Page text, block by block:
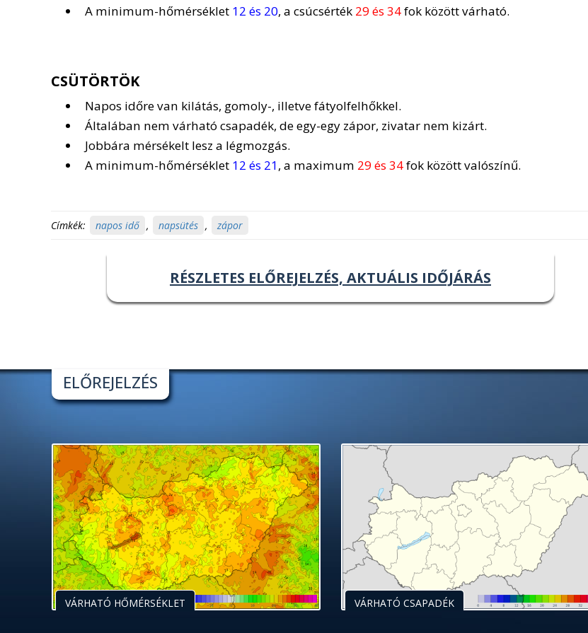
A minimum-hőmérséklet 12 és 20, a csúcsérték 29 és 34fok között várható.
CSÜTÖRTÖK
Napos időre van kilátás, gomoly-, illetve fátyolfelhőkkel.
Általában nem várható csapadék, de egy-egy zápor, zivatar nem kizárt.
Jobbára mérsékelt lesz a légmozgás.
A minimum-hőmérséklet 12 és 21, a maximum 29 és 34fok között valószínű.
Címkék: napos idő , napsütés , zápor
RÉSZLETES ELŐREJELZÉS, AKTUÁLIS IDŐJÁRÁS
ELŐREJELZÉS
VÁRHATÓ HŐMÉRSÉKLET VÁRHATÓ CSAPADÉK